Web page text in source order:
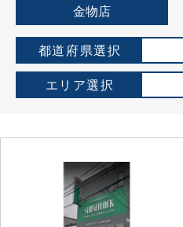
金物店
都道府県選択
エリア選択